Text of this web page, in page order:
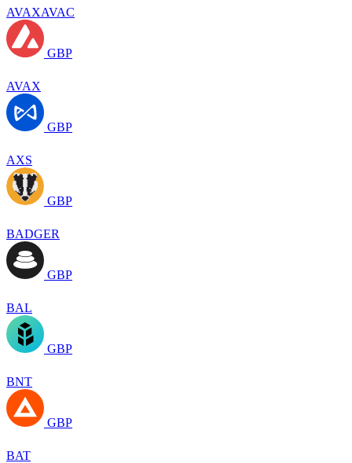
AVAXAVAC
GBP
AVAX
GBP
AXS
GBP
BADGER
GBP
BAL
GBP
BNT
GBP
BAT